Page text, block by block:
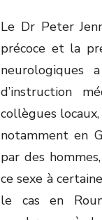
Le Dr Peter
précoce et la
neurologiques
d’instruction
collègues
notamment en
par des
ce sexe à
le cas en